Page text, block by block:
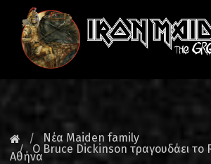
Νέα Maiden family
Ο Bruce Dickinson τραγουδάει το
Αθήνα